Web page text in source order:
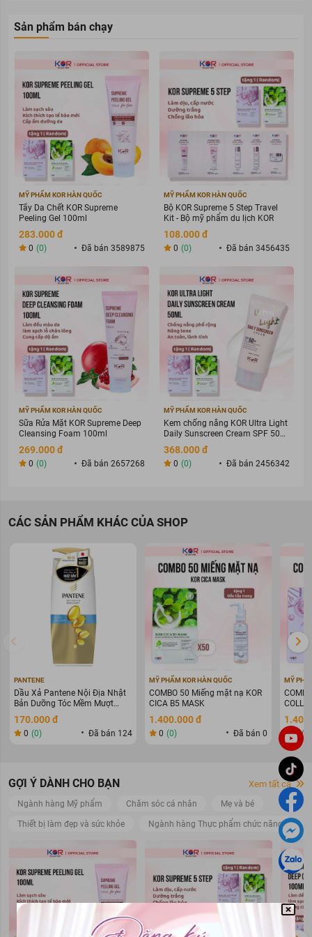
Sản phẩm bán chạy
MỸ PHẨM KOR HÀN QUỐC
Tẩy Da Chết KOR Supreme
Peeling Gel 100ml
283.000 đ
0 (0) Đã bán 3589875
MỸ PHẨM KOR HÀN QUỐC
Bộ KOR Supreme 5 Step Travel
Kit - Bộ mỹ phẩm du lịch KOR
108.000 đ
0 (0) Đã bán 3456435
MỸ PHẨM KOR HÀN QUỐC
Sữa Rửa Mặt KOR Supreme Deep
Cleansing Foam 100ml
269.000 đ
0 (0) Đã bán 2657268
MỸ PHẨM KOR HÀN QUỐC
Kem chống nắng KOR Ultra Light
Daily Sunscreen Cream SPF 50+
PA ++++
368.000 đ
0 (0) Đã bán 2456342
CÁC SẢN PHẨM KHÁC CỦA SHOP
PANTENE
Dầu Xả Pantene Nội Địa Nhật
Bản Dưỡng Tóc Mềm Mượt
170.000 đ
0 (0) Đã bán 124
MỸ PHẨM KOR HÀN QUỐC
COMBO 50 Miếng mặt nạ KOR
CICA B5 MASK
1.400.000 đ
0 (0) Đã bán 0
MỸ
0 (0)
GỢI Ý DÀNH CHO BẠN
Ngành hàng Mỹ phẩm Chăm sóc cá nhân Mẹ và bé
Thiết bị làm đẹp và sức khỏe Ngành hàng Thực phẩm chức năng
Xem tất cả